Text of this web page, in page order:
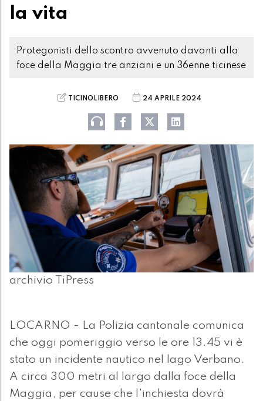
la vita
Protegonisti dello scontro avvenuto davanti alla
foce della Maggia tre anziani e un 36enne ticinese
TICINOLIBERO 24 APRILE 2024
archivio TiPress
LOCARNO - La Polizia cantonale comunica
che oggi pomeriggio verso le ore 13.45 vi è
stato un incidente nautico nel lago Verbano.
A circa 300 metri al largo dalla foce della
Maggia, per cause che l'inchiesta dovrà